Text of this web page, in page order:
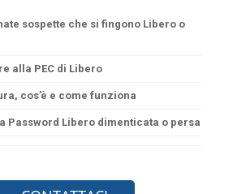
sospette che si fingono Libero o
alla PEC di Libero
cos’è e come funziona
Password Libero dimenticata o persa